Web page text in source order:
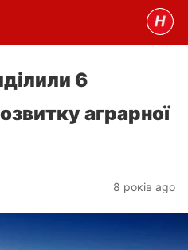
6
аграрної
8 років ago